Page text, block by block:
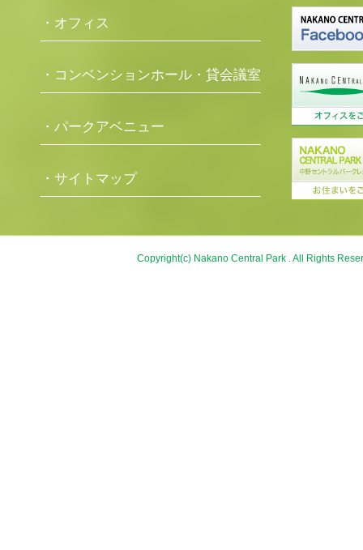
・オフィス
・コンベンションホール・貸会議室
・パークアベニュー
・サイトマップ
Copyright(c) Nakano Central Park . All Rights